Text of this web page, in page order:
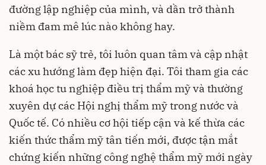
đường lập nghiệp của mình, và dần trở thành
niềm đam mê lúc nào không hay.
Là một bác sỹ trẻ, tôi luôn quan tâm và cập nhật
các xu hướng làm đẹp hiện đại. Tôi tham gia các
khoá học tu nghiệp điều trị thẩm mỹ và thường
xuyên dự các Hội nghị thẩm mỹ trong nước và
Quốc tế. Có nhiều cơ hội tiếp cận và kế thừa các
kiến thức thẩm mỹ tân tiến mới, được tận mắt
chứng kiến những công nghệ thẩm mỹ mới ngày